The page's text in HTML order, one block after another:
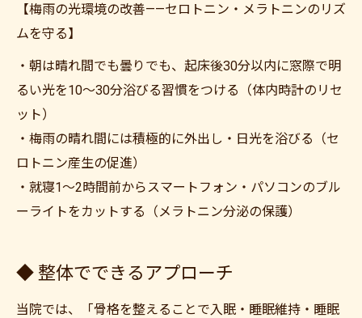
【梅雨の光環境の改善——セロトニン・メラトニンのリズ
ムを守る】
・朝は晴れ間でも曇りでも、起床後30分以内に窓際で明
るい光を10〜30分浴びる習慣をつける（体内時計のリセ
ット）
・梅雨の晴れ間には積極的に外出し・日光を浴びる（セ
ロトニン産生の促進）
・就寝1〜2時間前からスマートフォン・パソコンのブル
ーライトをカットする（メラトニン分泌の保護）
◆ 整体でできるアプローチ
当院では、「骨格を整えることで入眠・睡眠維持・睡眠